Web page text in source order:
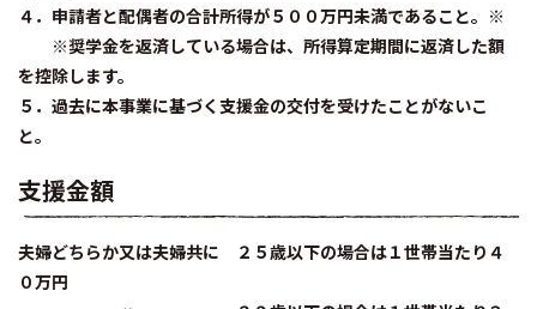
４．申請者と配偶者の合計所得が５００万円未満であること。※
※奨学金を返済している場合は、所得算定期間に返済した額
を控除します。
５．過去に本事業に基づく支援金の交付を受けたことがないこ
と。
支援金額
夫婦どちらか又は夫婦共に ２５歳以下の場合は１世帯当たり４
０万円